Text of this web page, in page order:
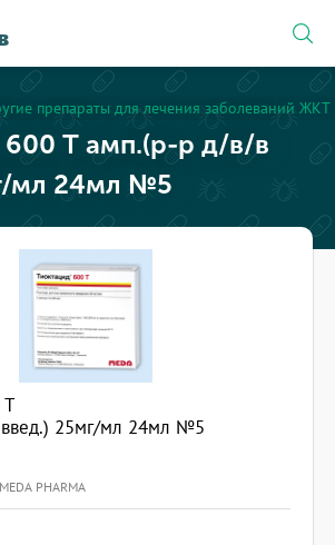
препараты для лечения заболеваний
600 Т амп.(р-р д/в/в
мл 24мл №5
Т
25мг/мл 24мл №5
PHARMA